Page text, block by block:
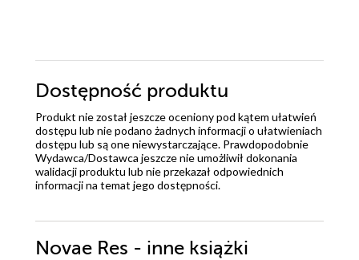
Dostępność produktu
Produkt nie został jeszcze oceniony pod kątem ułatwień
dostępu lub nie podano żadnych informacji o ułatwieniach
dostępu lub są one niewystarczające. Prawdopodobnie
Wydawca/Dostawca jeszcze nie umożliwił dokonania
walidacji produktu lub nie przekazał odpowiednich
informacji na temat jego dostępności.
Novae Res - inne książki